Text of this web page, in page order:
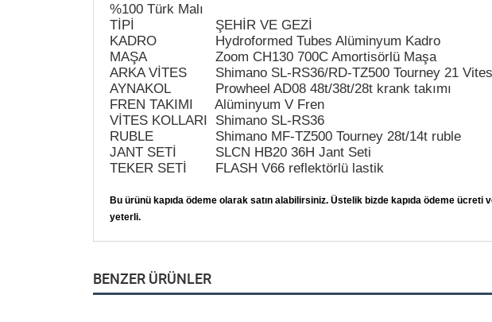
%100 Türk Malı
TİPİ
ŞEHİR VE GEZİ
KADRO
Hydroformed Tubes Alüminyum Kadro
MAŞA
Zoom CH130 700C Amortisörlü Maşa
ARKA VİTES
Shimano SL-RS36/RD-TZ500 Tourney 21 Vites
AYNAKOL
Prowheel AD08 48t/38t/28t krank takımı
FREN TAKIMI
Alüminyum V Fren
VİTES KOLLARI Shimano SL-RS36
RUBLE
Shimano MF-TZ500 Tourney 28t/14t ruble
JANT SETİ
SLCN HB20 36H Jant Seti
TEKER SETİ
FLASH V66 reflektörlü lastik
Bu ürünü kapıda ödeme olarak satın alabilirsiniz. Üstelik bizde kapıda ödeme
yeterli.
BENZER ÜRÜNLER